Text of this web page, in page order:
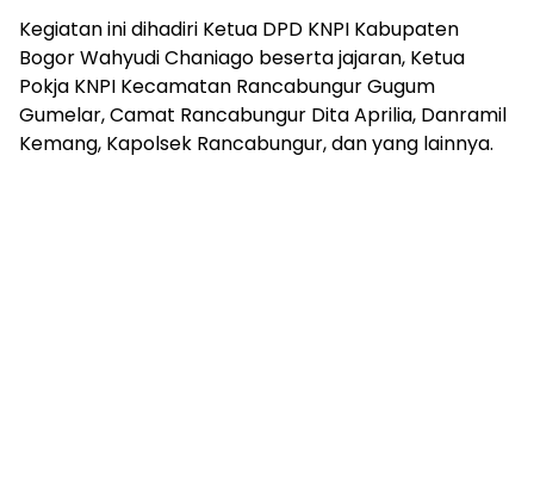
Kegiatan ini dihadiri Ketua DPD KNPI Kabupaten
Bogor Wahyudi Chaniago beserta jajaran, Ketua
Pokja KNPI Kecamatan Rancabungur Gugum
Gumelar, Camat Rancabungur Dita Aprilia, Danramil
Kemang, Kapolsek Rancabungur, dan yang lainnya.